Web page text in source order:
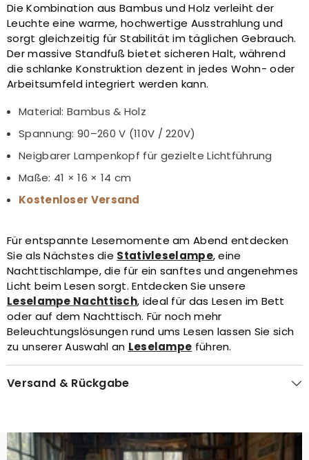
Die Kombination aus Bambus und Holz verleiht der
Leuchte eine warme, hochwertige Ausstrahlung und
sorgt gleichzeitig für Stabilität im täglichen Gebrauch.
Der massive Standfuß bietet sicheren Halt, während
die schlanke Konstruktion dezent in jedes Wohn- oder
Arbeitsumfeld integriert werden kann.
Material: Bambus & Holz
Spannung: 90–260 V (110V / 220V)
Neigbarer Lampenkopf für gezielte Lichtführung
Maße: 41 × 16 × 14 cm
Kostenloser Versand
Für entspannte Lesemomente am Abend entdecken
Sie als Nächstes die Stativleselampe, eine
Nachttischlampe, die für ein sanftes und angenehmes
Licht beim Lesen sorgt. Entdecken Sie unsere
Leselampe Nachttisch, ideal für das Lesen im Bett
oder auf dem Nachttisch. Für noch mehr
Beleuchtungslösungen rund ums Lesen lassen Sie sich
zu unserer Auswahl an Leselampe führen.
Versand & Rückgabe